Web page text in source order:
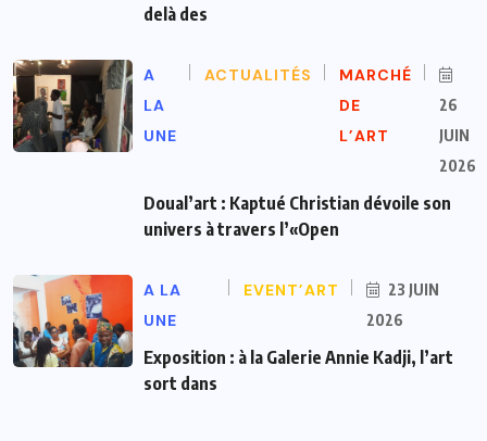
delà des
A
LA
UNE
ACTUALITÉS
MARCHÉ
DE
L’ART
26
JUIN
2026
Doual’art : Kaptué Christian dévoile son
univers à travers l’«Open
A LA
UNE
EVENT’ART
23 JUIN
2026
Exposition : à la Galerie Annie Kadji, l’art
sort dans